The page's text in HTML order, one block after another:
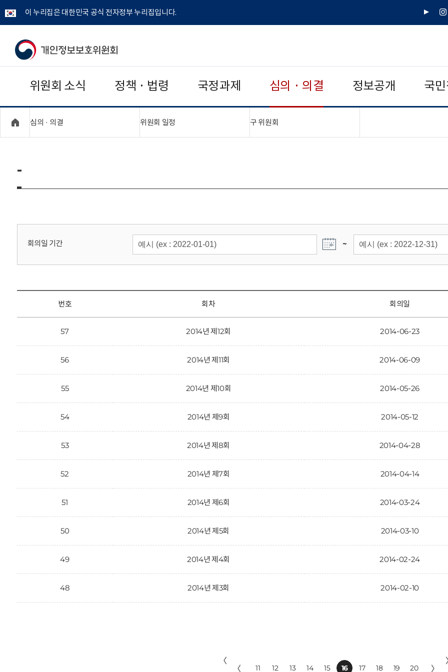
이 누리집은 대한민국 공식 전자정부 누리집입니다.
유
인
개
보
보
위
회
위원회 소식 정책 · 법령 국정과제 심의 · 의결 정보공개 국
심의 · 의결 위원회 일정 구 위원회
-
회의일 기간 ~
번호 회차 회의일
57 2014년 제12회 2014-06-23
56 2014년 제11회 2014-06-09
55 2014년 제10회 2014-05-26
54 2014년 제9회 2014-05-12
53 2014년 제8회 2014-04-28
52 2014년 제7회 2014-04-14
51 2014년 제6회 2014-03-24
50 2014년 제5회 2014-03-10
49 2014년 제4회 2014-02-24
48 2014년 제3회 2014-02-10
〈
〈 11 12 13 14 15 16 17 18 19 20 〉